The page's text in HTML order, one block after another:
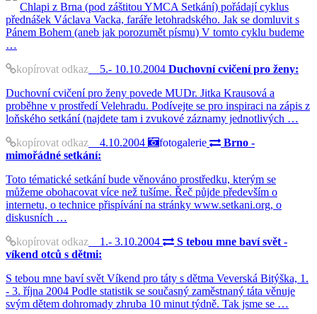
Chlapi z Brna (pod záštitou YMCA Setkání) pořádají cyklus
přednášek Václava Vacka, faráře letohradského. Jak se domluvit s
Pánem Bohem (aneb jak porozumět písmu) V tomto cyklu budeme
…
kopírovat odkaz 5.- 10.10.2004 Duchovní cvičení pro ženy:
Duchovní cvičení pro ženy povede MUDr. Jitka Krausová a
proběhne v prostředí Velehradu. Podívejte se pro inspiraci na zápis z
loňského setkání (najdete tam i zvukové záznamy jednotlivých …
kopírovat odkaz 4.10.2004 fotogalerie
Brno -
mimořádné setkání:
Toto tématické setkání bude věnováno prostředku, kterým se
můžeme obohacovat více než tušíme. Řeč půjde především o
internetu, o technice přispívání na stránky www.setkani.org, o
diskusních …
kopírovat odkaz 1.- 3.10.2004
S tebou mne baví svět -
víkend otců s dětmi:
S tebou mne baví svět Víkend pro táty s dětma Veverská Bitýška, 1.
- 3. října 2004 Podle statistik se současný zaměstnaný táta věnuje
svým dětem dohromady zhruba 10 minut týdně. Tak jsme se …